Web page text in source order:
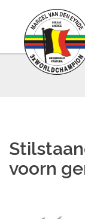
voorn